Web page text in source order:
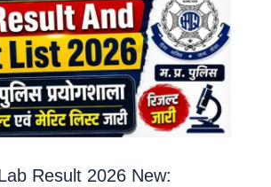
Result 2026 New: